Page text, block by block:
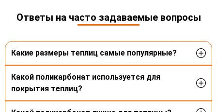
Ответы на часто задаваемые вопросы
Какие размеры теплиц самые популярные?
3х6м с шагом между дугами 65 см. Эти
варианты подходят для большинства участков.
Какой поликарбонат используется для
покрытия теплиц?